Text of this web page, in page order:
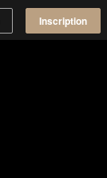
Inscription